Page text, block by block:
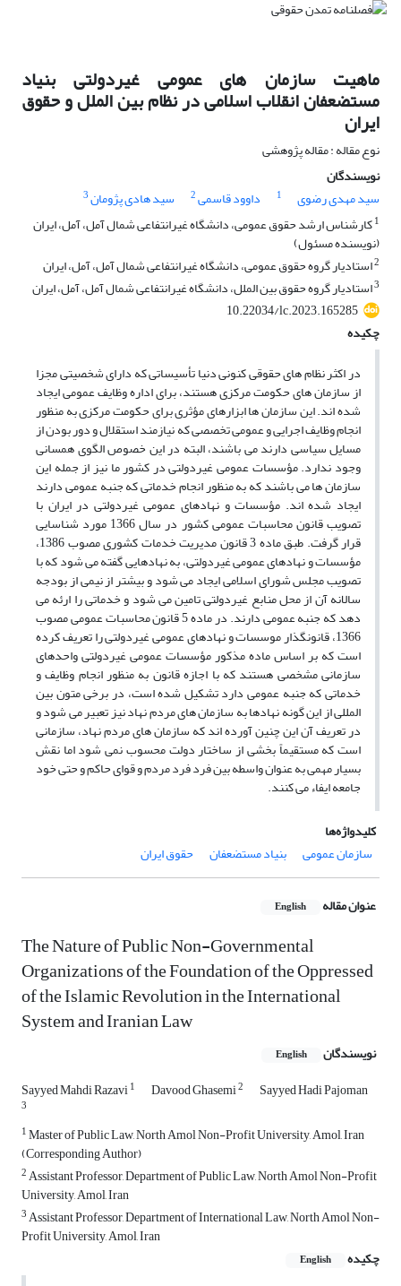
ماهیت سازمان های عمومی غیردولتی بنیاد
مستضعفان انقلاب اسلامی در نظام بین الملل و حقوق
ایران
نوع مقاله : مقاله پژوهشی
نویسندگان
سید مهدی رضوی
1 داوود قاسمی2 سید هادی پژومان3
1کارشناس ارشد حقوق عمومی، دانشگاه غیرانتفاعی شمال آمل، آمل، ایران
(نویسنده مسئول)
2استادیار گروه حقوق عمومی، دانشگاه غیرانتفاعی شمال آمل، آمل، ایران
3استادیار گروه حقوق بین الملل، دانشگاه غیرانتفاعی شمال آمل، آمل، ایران
10.22034/lc.2023.165285
چکیده
در اکثر نظام ­های حقوقی کنونی دنیا تأسیساتی که دارای شخصیتی مجزا
از سازمان­ های حکومت مرکزی هستند، برای اداره وظایف عمومی ایجاد
شده ­اند. این سازمان­ ها ابزارهای مؤثری برای حکومت مرکزی به منظور
انجام وظایف اجرایی و عمومی تخصصی که نیازمند استقلال و دور بودن از
مسایل سیاسی دارند می­ باشند، البته در این خصوص الگوی همسانی
وجود ندارد. مؤسسات عمومی غیردولتی در کشور ما نیز از جمله این
سازمان­ ها می­ باشند که به منظور انجام خدماتی که جنبه عمومی دارند
ایجاد شده­ اند. مؤسسات و نهادهای عمومی غیردولتی در ایران با
تصویب قانون محاسبات عمومی کشور در سال 1366 مورد شناسایی
قرار گرفت. طبق ماده 3 قانون مدیریت خدمات کشوری مصوب 1386،
مؤسسات و نهادهای عمومی غیردولتی، به نهادهایی گفته می شود که با
تصویب مجلس شورای اسلامی ایجاد می شود و بیشتر از نیمی از بودجه
سالانه آن از محل منابع غیردولتی تامین می شود و خدماتی را ارئه می
دهد که جنبه عمومی دارند. در ماده 5 قانون محاسبات عمومی مصوب
1366، قانونگذار موسسات و نهادهای عمومی غیردولتی را تعریف کرده
است که بر اساس ماده مذکور مؤسسات عمومی غیردولتی واحدهای
سازمانی مشخصی هستند که با اجازه قانون به منظور انجام وظایف و
خدماتی که جنبه عمومی دارد تشکیل شده است، در برخی متون بین
المللی از این گونه نهادها به سازمان های مردم نهاد نیز تعبیر می شود و
در تعریف آن این چنین آورده اند که سازمان های مردم نهاد، سازمانی
است که مستقیماً بخشی از ساختار دولت محسوب نمی شود اما نقش
بسیار مهمی به عنوان واسطه بین فرد فرد مردم و قوای حاکم و حتی خود
جامعه ایفاء می کنند.
کلیدواژه‌ها
سازمان عمومی
بنیاد مستضعفان حقوق ایران
عنوان مقاله English
The Nature of Public Non-Governmental
Organizations of the Foundation of the Oppressed
of the Islamic Revolution in the International
System and Iranian Law
نویسندگان English
Sayyed Mahdi Razavi1 Davood Ghasemi2 Sayyed Hadi Pajoman
3
1Master of Public Law, North Amol Non-Profit University, Amol, Iran
(Corresponding Author)
2Assistant Professor, Department of Public Law, North Amol Non-Profit
University, Amol, Iran
3Assistant Professor, Department of International Law, North Amol Non-
Profit University, Amol, Iran
چکیده
English